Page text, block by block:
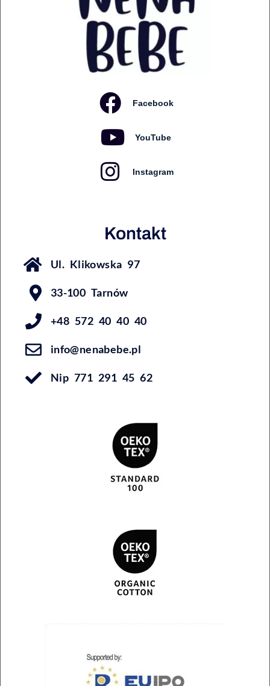
Facebook
YouTube
Instagram
Kontakt
Ul. Klikowska 97
33-100 Tarnów
+48 572 40 40 40
info@nenabebe.pl
Nip 771 291 45 62